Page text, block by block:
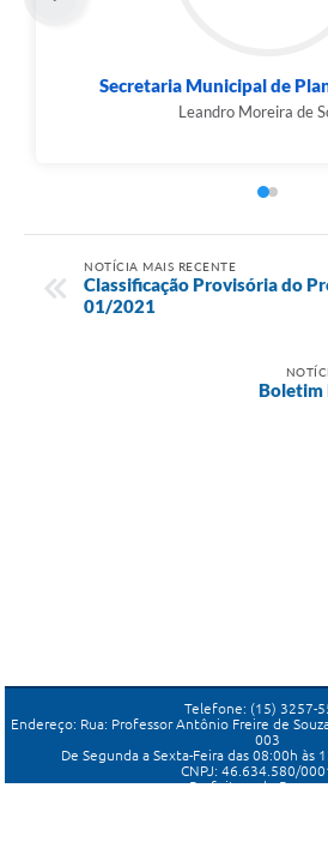
Secretaria Municipal de
Leandro Moreira de
NOTÍCIA MAIS RECENTE
Classificação Provisória do
01/2021
Boletim
Telefone: (15) 3257-
Endereço: Rua: Professor Antônio Freire de
003
De Segunda a Sexta-Feira das 08:00h às
CNPJ: 46.634.580/
Prefeitura de